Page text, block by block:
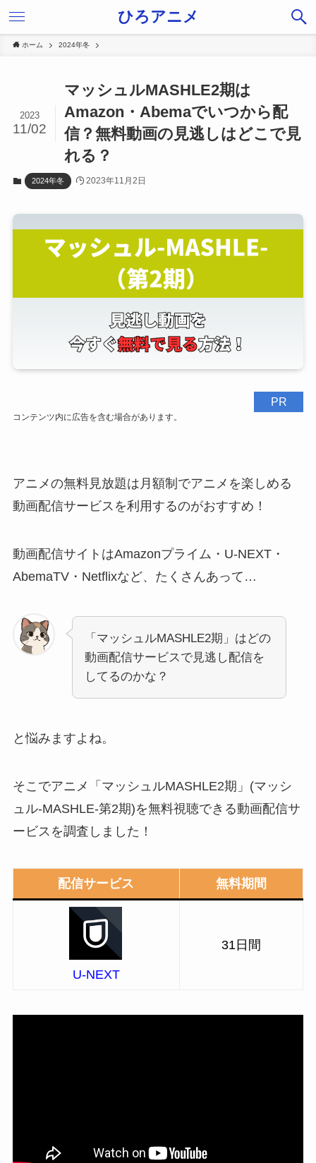
ひろアニメ
ホーム 2024年冬
マッシュルMASHLE2期は
Amazon・Abemaでいつから配
信？無料動画の見逃しはどこで見
れる？
2023
11/02
2024年冬 2023年11月2日
PR
コンテンツ内に広告を含む場合があります。
アニメの無料見放題は月額制でアニメを楽しめる
動画配信サービスを利用するのがおすすめ！
動画配信サイトはAmazonプライム・U-NEXT・
AbemaTV・Netflixなど、たくさんあって…
「マッシュルMASHLE2期」はどの
動画配信サービスで見逃し配信を
してるのかな？
と悩みますよね。
そこでアニメ「マッシュルMASHLE2期」(マッシ
ュル-MASHLE-第2期)を無料視聴できる動画配信サ
ービスを調査しました！
配信サービス 無料期間
U-NEXT
31日間